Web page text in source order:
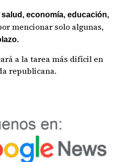
economía, educación,
mencionar solo algunas,
a la tarea más difícil en
republicana.